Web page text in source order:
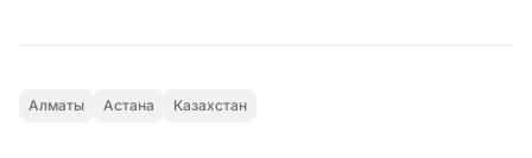
Алматы Астана Казахстан